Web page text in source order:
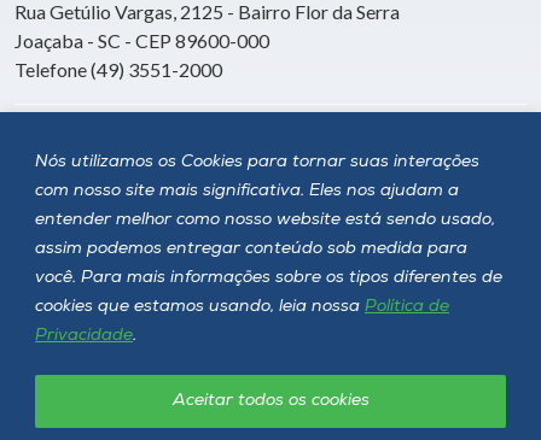
Nós utilizamos os Cookies para tornar suas interações
com nosso site mais significativa. Eles nos ajudam a
entender melhor como nosso website está sendo usado,
assim podemos entregar conteúdo sob medida para
você. Para mais informações sobre os tipos diferentes de
cookies que estamos usando, leia nossa Política de
Privacidade.
Aceitar todos os cookies
Rua Getúlio Vargas, 2125 - Bairro Flor da Serra
Joaçaba - SC - CEP 89600-000
Telefone (49) 3551-2000
Siga a Unoesc
Política de privacidade LGPD